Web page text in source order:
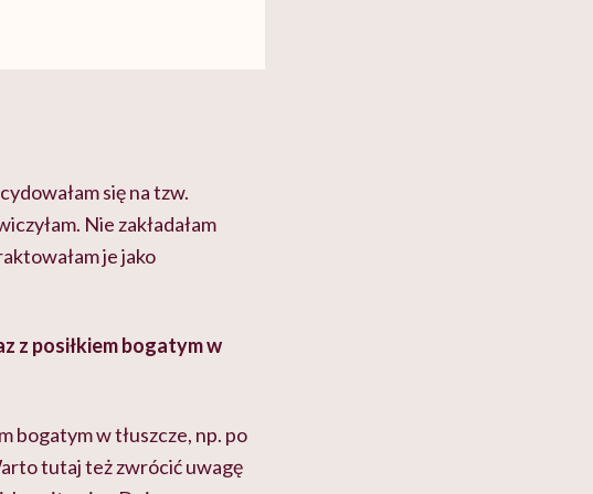
się na tzw.
Nie zakładałam
je jako
z posiłkiem bogatym w
bogatym w tłuszcze, np. po
tutaj też zwrócić uwagę